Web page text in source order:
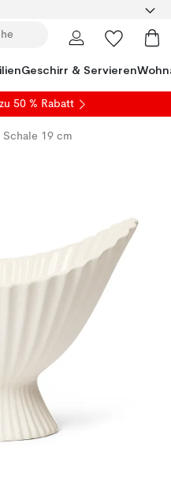
Geschirr & Servieren
50 % Rabatt
Schale 19 cm